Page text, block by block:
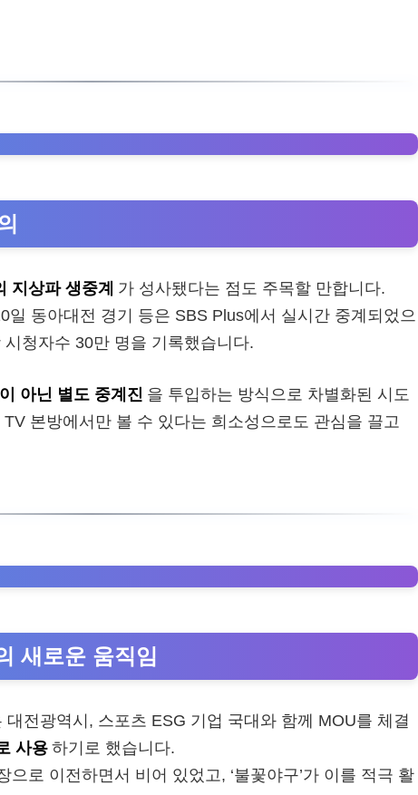
지상파 생중계 가 성사됐다는 점도 주목할 만합니다.
일 동아대전 경기 등은 SBS Plus에서 실시간 중계되었으
청자수 30만 명을 기록했습니다.
아닌 별도 중계진 을 투입하는 방식으로 차별화된 시도
본방에서만 볼 수 있다는 희소성으로도 관심을 끌고
새로운 움직임
전광역시, 스포츠 ESG 기업 국대와 함께 MOU를 체결
사용 하기로 했습니다.
로 이전하면서 비어 있었고, ‘불꽃야구’가 이를 적극 활